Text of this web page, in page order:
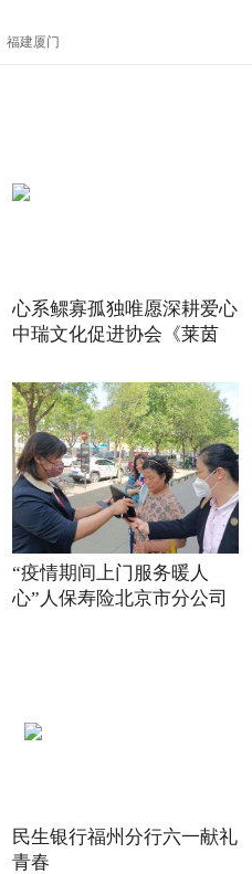
福建厦门
心系鳏寡孤独唯愿深耕爱心
中瑞文化促进协会《莱茵
“疫情期间上门服务暖人
心”人保寿险北京市分公司
民生银行福州分行六一献礼
青春